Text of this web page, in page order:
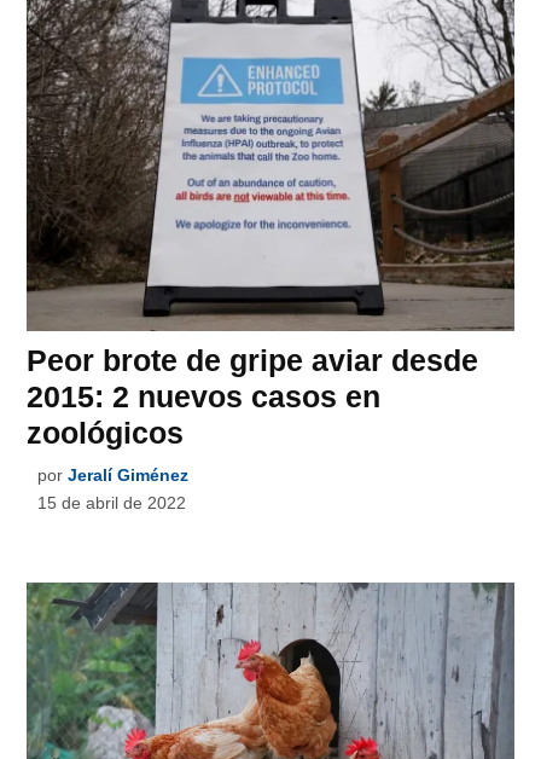
Peor brote de gripe aviar desde
2015: 2 nuevos casos en
zoológicos
por Jeralí Giménez
15 de abril de 2022